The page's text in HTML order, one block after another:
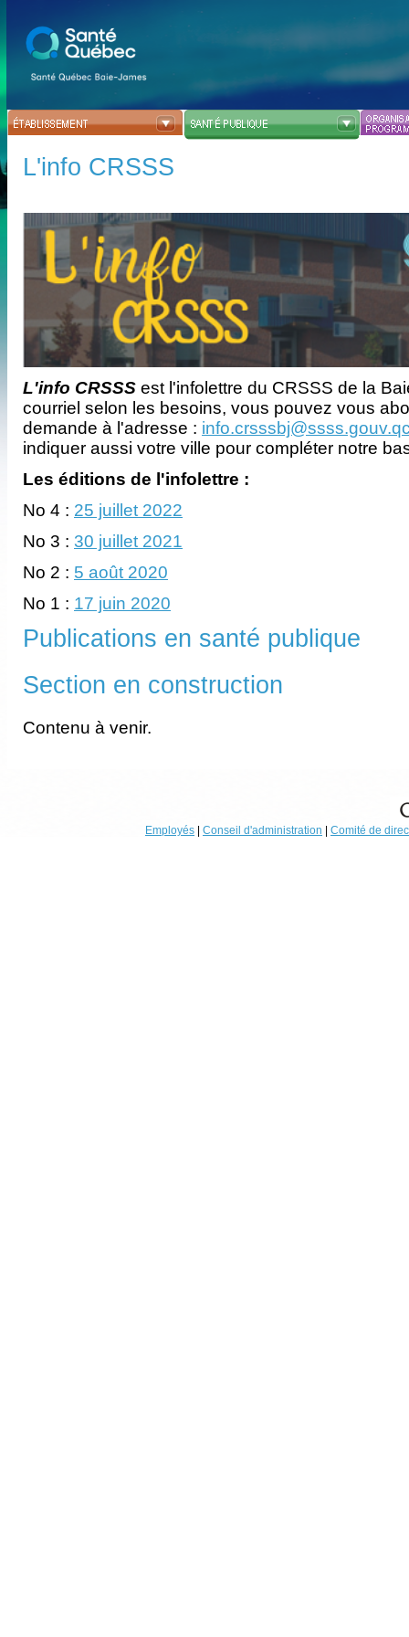
L'info CRSSS
L'info CRSSS est l'infolettre du CRSSS de la
courriel selon les besoins, vous pouvez vous
demande à l'adresse :
indiquer aussi votre ville pour compléter notre
Les éditions de l'infolettre :
No 4 : 25 juillet 2022
No 3 : 30 juillet 2021
No 2 : 5 août 2020
No 1 : 17 juin 2020
Publications en santé publique
Section en construction
Contenu à venir.
Employés Conseil d'administration Comité de